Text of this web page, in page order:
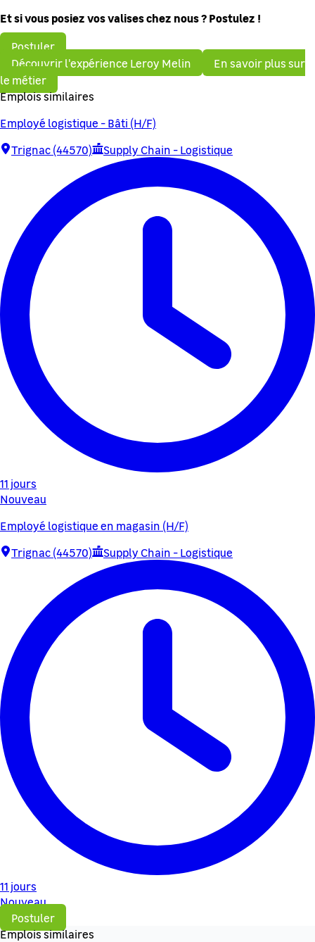
Et si vous posiez vos valises chez nous ? Postulez !
Postuler
Découvrir l'expérience Leroy Melin
En savoir plus sur
le métier
Emplois similaires
Employé logistique - Bâti (H/F)
Trignac (44570)
Supply Chain - Logistique
11 jours
Nouveau
Employé logistique en magasin (H/F)
Trignac (44570)
Supply Chain - Logistique
11 jours
Nouveau
Postuler
Emplois similaires